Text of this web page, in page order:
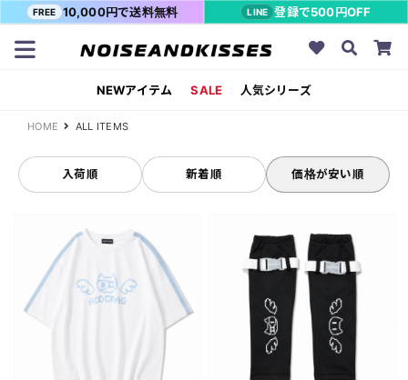
FREE 10,000円で送料無料 LINE 登録で500円OFF
NEWアイテム SALE 人気シリーズ
HOME ALL ITEMS
入荷順 新着順 価格が安い順